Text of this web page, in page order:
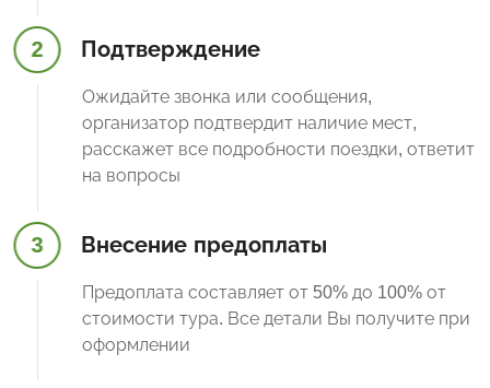
2 Подтверждение
Ожидайте звонка или сообщения,
организатор подтвердит наличие мест,
расскажет все подробности поездки, ответит
на вопросы
3 Внесение предоплаты
Предоплата составляет от 50% до 100% от
стоимости тура. Все детали Вы получите при
оформлении